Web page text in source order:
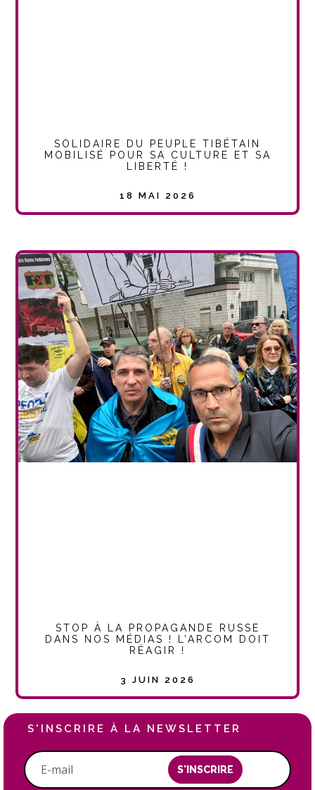
SOLIDAIRE DU PEUPLE TIBÉTAIN
MOBILISÉ POUR SA CULTURE ET SA
LIBERTÉ !
18 MAI 2026
STOP À LA PROPAGANDE RUSSE
DANS NOS MÉDIAS ! L’ARCOM DOIT
RÉAGIR !
3 JUIN 2026
S'INSCRIRE À LA NEWSLETTER
S'INSCRIRE